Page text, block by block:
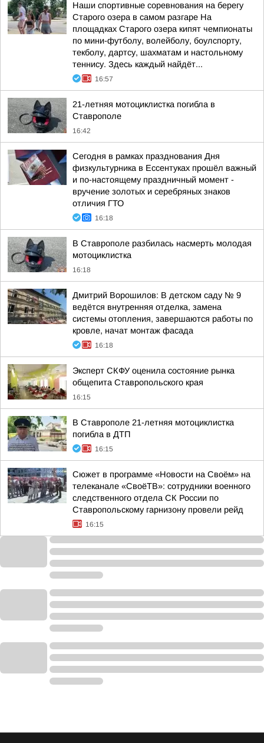
Наши спортивные соревнования на берегу
Старого озера в самом разгаре На
площадках Старого озера кипят чемпионаты
по мини-футболу, волейболу, боулспорту,
текболу, дартсу, шахматам и настольному
теннису. Здесь каждый найдёт...
16:57
21-летняя мотоциклистка погибла в
Ставрополе
16:42
Сегодня в рамках празднования Дня
физкультурника в Ессентуках прошёл важный
и по-настоящему праздничный момент -
вручение золотых и серебряных знаков
отличия ГТО
16:18
В Ставрополе разбилась насмерть молодая
мотоциклистка
16:18
Дмитрий Ворошилов: В детском саду № 9
ведётся внутренняя отделка, замена
системы отопления, завершаются работы по
кровле, начат монтаж фасада
16:18
Эксперт СКФУ оценила состояние рынка
общепита Ставропольского края
16:15
В Ставрополе 21-летняя мотоциклистка
погибла в ДТП
16:15
Сюжет в программе «Новости на Своём» на
телеканале «СвоёТВ»: сотрудники военного
следственного отдела СК России по
Ставропольскому гарнизону провели рейд
16:15